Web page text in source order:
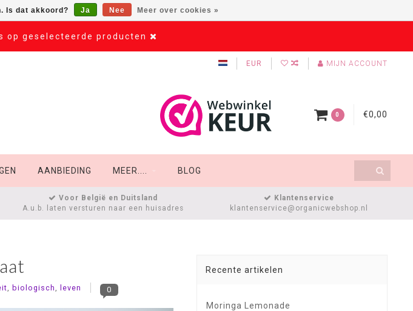
op geselecteerde producten
EUR MIJN ACCOUNT
0 €0,00
AANBIEDING MEER.... BLOG
Voor België en Duitsland
A.u.b. laten versturen naar een huisadres
Klantenservice
klantenservice@organicwebshop.nl
, biologisch, leven 0
Recente artikelen
Moringa Lemonade
Is dat akkoord? Ja Nee Meer over cookies »